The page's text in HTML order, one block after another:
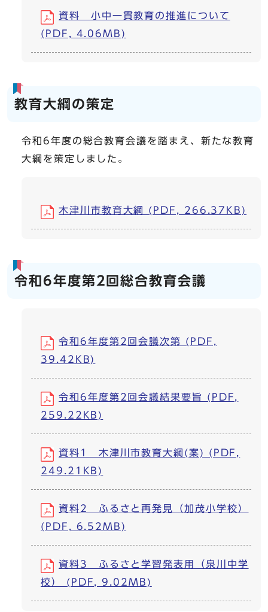
資料 小中一貫教育の推進について
(PDF, 4.06MB)
​教育大綱の策定
令和6年度の総合教育会議を踏まえ、新たな教育
大綱を策定しました。
木津川市教育大綱 (PDF, 266.37KB)
令和6年度第2回総合教育会議
令和6年度第2回会議次第 (PDF,
39.42KB)
令和6年度第2回会議結果要旨 (PDF,
259.22KB)
資料1 木津川市教育大綱(案) (PDF,
249.21KB)
資料2 ふるさと再発見（加茂小学校）
(PDF, 6.52MB)
資料3 ふるさと学習発表用（泉川中学
校） (PDF, 9.02MB)